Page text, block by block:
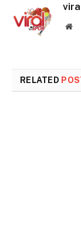
RELATED